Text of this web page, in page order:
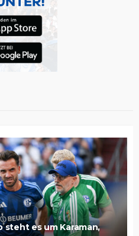
steht es um Karaman,